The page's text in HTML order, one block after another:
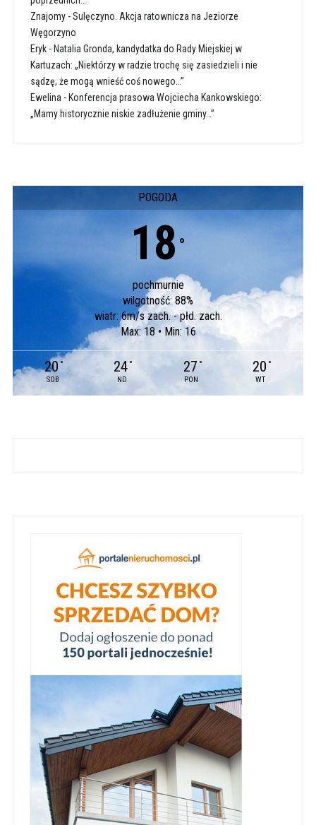
Znajomy-Sulęczyno. Akcja ratownicza na Jeziorze
Węgorzyno
Eryk- Natalia Gronda, kandydatka do Rady Miejskiej w
Kartuzach: „Niektórzy w radzie trochę się zasiedzieli i nie
sądzę, że mogą wnieść coś nowego…”
Ewelina - Konferencja prasowa Wojciecha Kankowskiego:
„Mamy historycznie niskie zadłużenie gminy…”
POGODA
18 °
pochmurnie
wilgotność: 88%
wiatr: 6m/s zach. - płd. zach.
Max: 18 • Min: 16
20 °
SOB
24 °
ND
27 °
PON
20 °
WT